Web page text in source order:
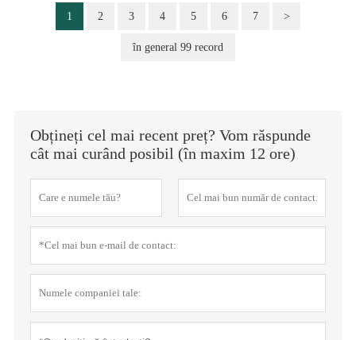
1 2 3 4 5 6 7 >
în general 99 record
Obțineți cel mai recent preț? Vom răspunde
cât mai curând posibil (în maxim 12 ore)